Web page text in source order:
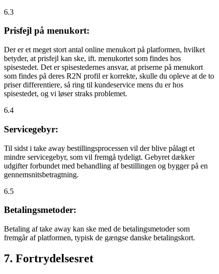
6.3
Prisfejl på menukort:
Der er et meget stort antal online menukort på platformen, hvilket
betyder, at prisfejl kan ske, ift. menukortet som findes hos
spisestedet. Det er spisestedernes ansvar, at priserne på menukort
som findes på deres R2N profil er korrekte, skulle du opleve at de to
priser differentiere, så ring til kundeservice mens du er hos
spisestedet, og vi løser straks problemet.
6.4
Servicegebyr:
Til sidst i take away bestillingsprocessen vil der blive pålagt et
mindre servicegebyr, som vil fremgå tydeligt. Gebyret dækker
udgifter forbundet med behandling af bestillingen og bygger på en
gennemsnitsbetragtning.
6.5
Betalingsmetoder:
Betaling af take away kan ske med de betalingsmetoder som
fremgår af platformen, typisk de gængse danske betalingskort.
7. Fortrydelsesret